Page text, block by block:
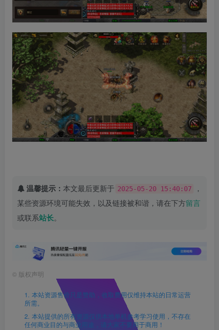
温馨提示： 本文最后更新于 2025-05-20 15:40:07
，
某些资源环境可能失效，以及链接被和谐，请在下方留言
或联系站长。
© 版权声明
1. 本站资源售价只是赞助，收取费用仅维持本站的日常运营
所需。
2. 本站提供的所有资源仅供本地单机参考学习使用，不存在
任何商业目的与商业用途，请大家不要用于商用！